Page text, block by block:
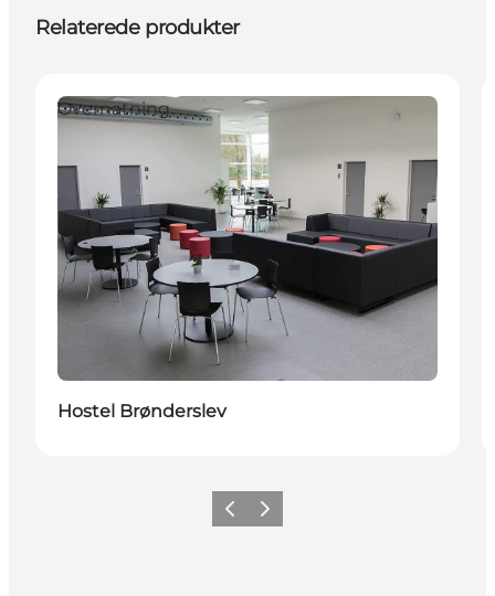
Relaterede produkter
Overnatning
Hostel Brønderslev
ForrigeNæste